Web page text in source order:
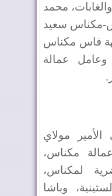
والغابات، محمد
مكناس سعيد
فاس مكناس
وعامل عمالة
.
مولاي
مكناس،
لمكناس،
وباشا